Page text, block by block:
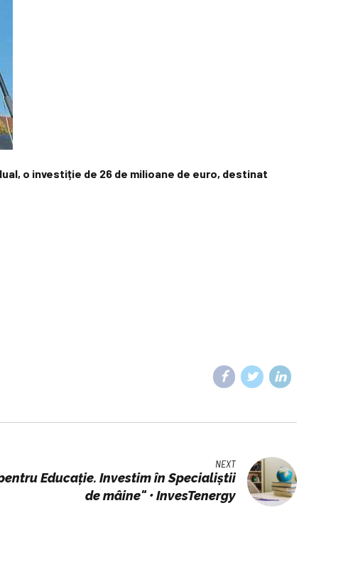
o investiție de 26 de milioane de euro, destinat
NEXT
Educație. Investim în Specialiștii
de mâine" • InvesTenergy